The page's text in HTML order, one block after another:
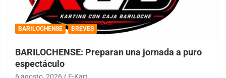
BARILOCHENSE BREVES
BARILOCHENSE: Preparan una jornada a puro
espectáculo